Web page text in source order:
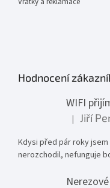
Hodnocení
WIFI
| Jiří
Kdysi před pár roky
nerozchodil, nefunguje